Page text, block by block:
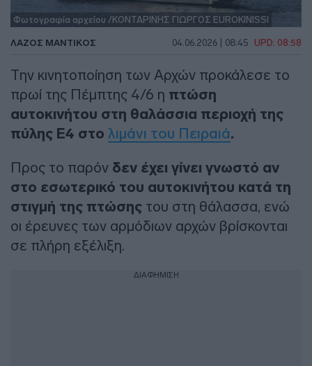
Φωτογραφία αρχείου /ΚΟΝΤΑΡΙΝΗΣ ΓΙΩΡΓΟΣ EUROKINISSI
ΛΑΖΟΣ ΜΑΝΤΙΚΟΣ 04.06.2026 | 08:45 UPD: 08:58
Την κινητοποίηση των Αρχών προκάλεσε το
πρωί της Πέμπτης 4/6 η πτώση
αυτοκινήτου στη θαλάσσια περιοχή της
πύλης Ε4 στο λιμάνι του Πειραιά.
Προς το παρόν δεν έχει γίνει γνωστό αν
στο εσωτερικό του αυτοκινήτου κατά τη
στιγμή της πτώσης του στη θάλασσα, ενώ
οι έρευνες των αρμόδιων αρχών βρίσκονται
σε πλήρη εξέλιξη.
ΔΙΑΦΗΜΙΣΗ